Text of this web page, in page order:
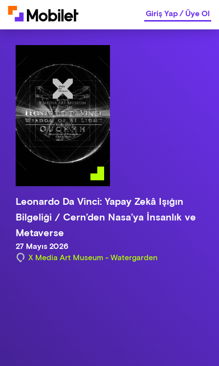
Giriş Yap/Üye Ol
Leonardo Da Vinci: Yapay Zekâ Işığın
Bilgeliği / Cern’den Nasa’ya İnsanlık ve
Metaverse
27 Mayıs 2026
X Media Art Museum - Watergarden